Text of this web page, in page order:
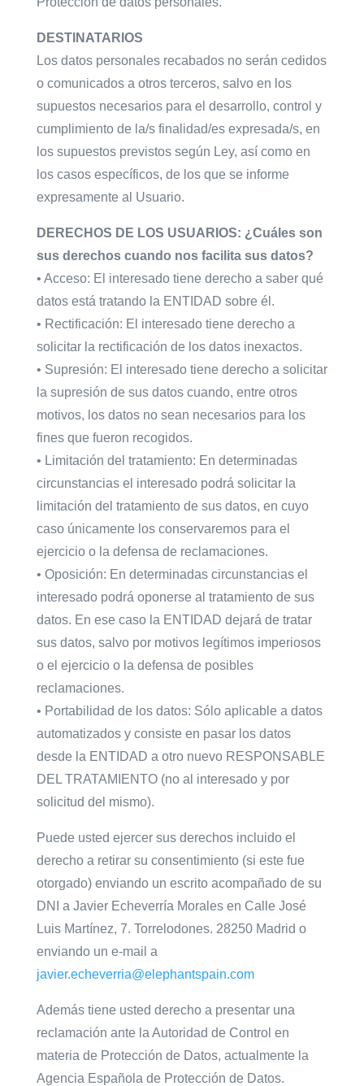
DESTINATARIOS
Los datos personales recabados no serán cedidos
o comunicados a otros terceros, salvo en los
supuestos necesarios para el desarrollo, control y
cumplimiento de la/s finalidad/es expresada/s, en
los supuestos previstos según Ley, así como en
los casos específicos, de los que se informe
expresamente al Usuario.
DERECHOS DE LOS USUARIOS: ¿Cuáles son
sus derechos cuando nos facilita sus datos?
• Acceso: El interesado tiene derecho a saber qué
datos está tratando la ENTIDAD sobre él.
• Rectificación: El interesado tiene derecho a
solicitar la rectificación de los datos inexactos.
• Supresión: El interesado tiene derecho a solicitar
la supresión de sus datos cuando, entre otros
motivos, los datos no sean necesarios para los
fines que fueron recogidos.
• Limitación del tratamiento: En determinadas
circunstancias el interesado podrá solicitar la
limitación del tratamiento de sus datos, en cuyo
caso únicamente los conservaremos para el
ejercicio o la defensa de reclamaciones.
• Oposición: En determinadas circunstancias el
interesado podrá oponerse al tratamiento de sus
datos. En ese caso la ENTIDAD dejará de tratar
sus datos, salvo por motivos legítimos imperiosos
o el ejercicio o la defensa de posibles
reclamaciones.
• Portabilidad de los datos: Sólo aplicable a datos
automatizados y consiste en pasar los datos
desde la ENTIDAD a otro nuevo RESPONSABLE
DEL TRATAMIENTO (no al interesado y por
solicitud del mismo).
Puede usted ejercer sus derechos incluido el
derecho a retirar su consentimiento (si este fue
otorgado) enviando un escrito acompañado de su
DNI a Javier Echeverría Morales en Calle José
Luis Martínez, 7. Torrelodones. 28250 Madrid o
enviando un e-mail a
javier.echeverria@elephantspain.com
Además tiene usted derecho a presentar una
reclamación ante la Autoridad de Control en
materia de Protección de Datos, actualmente la
Agencia Española de Protección de Datos.